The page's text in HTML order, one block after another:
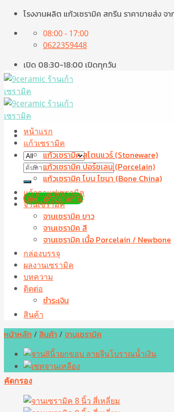
Skip
content
โรงงานผลิต แก้วเซรามิค สกรีน ราคาขายส่ง จา
08:00 - 17:00
0622359448
เปิด 08:30-18:00 เปิดทุกวัน
ค้นหา:
Line : @9ceramic
หน้าแรก
แก้วเซรามิค
แก้วเซรามิค สโตนแวร์ (Stoneware)
แก้วเซรามิค ปอร์ซเลน (Porcelain)
แก้วเซรามิค โบน ไชนา (Bone China)
แก้วกาแฟเซรามิค
จานเซรามิค
จานเซรามิค ขาว
จานเซรามิค สี
จานเซรามิค เนื้อ Porcelain / Newbone
กล่องบรรจุ
ผลงานเซรามิค
บทความ
ติดต่อ
ชำระเงิน
สินค้า
หน้าหลัก / สินค้า / จานเซรามิค
คัดกรอง